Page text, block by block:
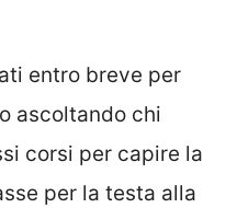
entro breve per
ascoltando chi
corsi per capire la
per la testa alla